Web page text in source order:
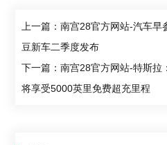
上一篇：南宫28官方网站-汽车
豆新车二季度发布
下一篇：南宫28官方网站-特斯拉
将享受5000英里免费超充里程